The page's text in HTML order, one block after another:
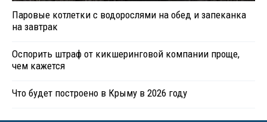
Паровые котлетки с водорослями на обед и запеканка
на завтрак
Оспорить штраф от кикшеринговой компании проще,
чем кажется
Что будет построено в Крыму в 2026 году